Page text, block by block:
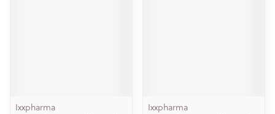
Ixxpharma Ixxpharma